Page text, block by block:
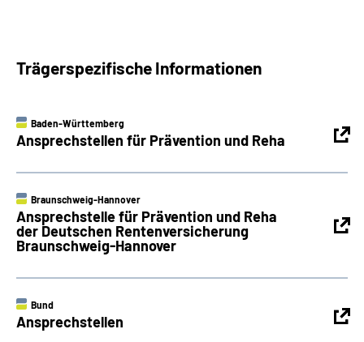
Trägerspezifische Informationen
Baden-Württemberg
Ansprechstellen für Prävention und Reha
Braunschweig-Hannover
Ansprechstelle für Prävention und Reha
der Deutschen Rentenversicherung
Braunschweig-Hannover
Bund
Ansprechstellen